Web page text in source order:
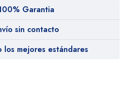
Garantia
sin contacto
los mejores estándares